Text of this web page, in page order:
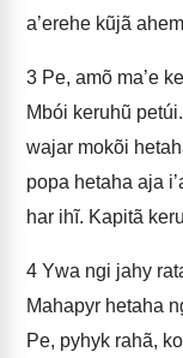
a’erehe kũjã
3 Pe, amõ ma’e
Mbói keruhũ
wajar mokõi
popa hetaha aja
har ihĩ. Kapitã
4 Ywa ngi jahy
Mahapyr hetaha
Pe, pyhyk rahã,